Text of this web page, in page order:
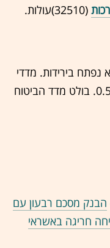
(32510)עולות.
בירידות. מדדי
הדגל, ת"א 35 ות"א 90 יורדים בכ-0.5%. בולט מדד הביטוח
הבנק מסכם רבעון עם
חריגה באשראי